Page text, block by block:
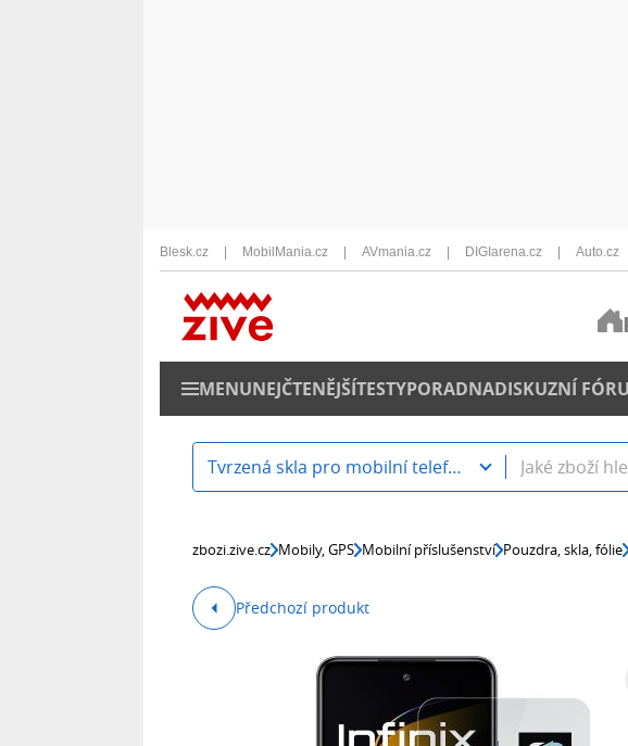
Blesk.cz MobilMania.cz AVmania.cz DIGIarena.cz Auto.cz
MENUNEJČTENĚJŠÍTESTYPORADNADISKUZNÍ
Tvrzená skla pro mobilní telefony
zbozi.zive.cz Mobily, GPS Mobilní příslušenství Pouzdra, skla, fólie
Předchozí produkt